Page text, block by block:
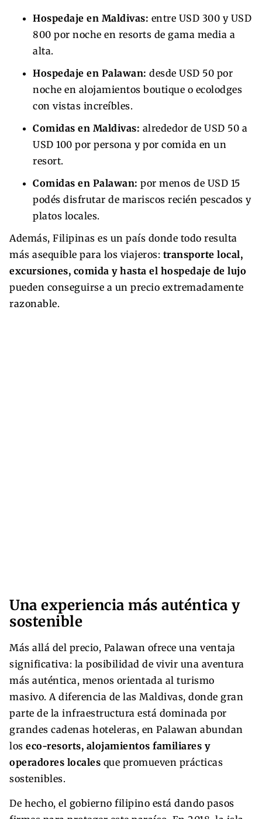
Hospedaje en Maldivas: entre USD 300 y USD
800 por noche en resorts de gama media a
alta.
Hospedaje en Palawan: desde USD 50 por
noche en alojamientos boutique o ecolodges
con vistas increíbles.
Comidas en Maldivas: alrededor de USD 50 a
USD 100 por persona y por comida en un
resort.
Comidas en Palawan: por menos de USD 15
podés disfrutar de mariscos recién pescados y
platos locales.
Además, Filipinas es un país donde todo resulta
más asequible para los viajeros: transporte local,
excursiones, comida y hasta el hospedaje de lujo
pueden conseguirse a un precio extremadamente
razonable.
Una experiencia más auténtica y
sostenible
Más allá del precio, Palawan ofrece una ventaja
significativa: la posibilidad de vivir una aventura
más auténtica, menos orientada al turismo
masivo. A diferencia de las Maldivas, donde gran
parte de la infraestructura está dominada por
grandes cadenas hoteleras, en Palawan abundan
los eco-resorts, alojamientos familiares y
operadores locales que promueven prácticas
sostenibles.
De hecho, el gobierno filipino está dando pasos